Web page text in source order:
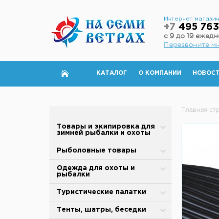
Интернет магазин
+7 495
с 9 до 19
Перезвоните
КАТАЛОГ О КОМПАНИИ
Товары и экипировка для
зимней рыбалки и охоты
Палатки для зимней рыбалки
Полы для зимней палатки
Рыболовные товары
Блесны
карабины
Одежда для охоты и
рыбалки
Зимняя одежда
Защита от дождя и ветра
Туристические палатки
Alpika
Тенты, шатры, беседки
Главная